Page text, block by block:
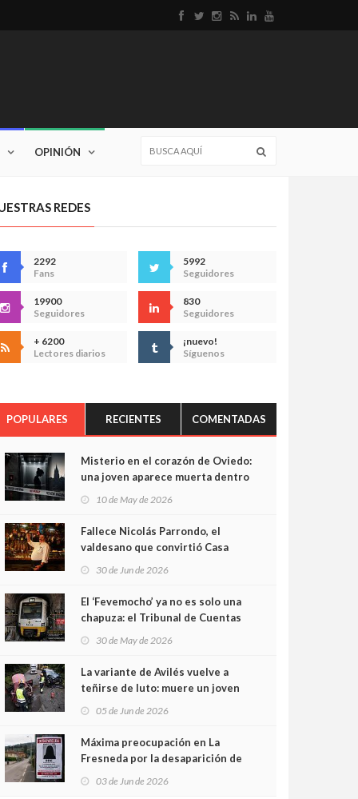
OPINIÓN
REDES
2292
Fans
5992
Seguidores
19900
Seguidores
830
Seguidores
+ 6200
Lectores diarios
¡nuevo!
Síguenos
POPULARES RECIENTES COMENTADAS
Misterio en el corazón de Oviedo:
una joven aparece muerta dentro
cámaras captan sus últimos
minutos
10 de May de 2026
Fallece Nicolás Parrondo, el
valdesano que convirtió Casa
30 de Jun de 2026
El ‘Fevemocho’ ya no es solo una
chapuza: el Tribunal de Cuentas
sobrecoste de los trenes que no
cabían por los túneles
30 de May de 2026
La variante de Avilés vuelve a
teñirse de luto: muere un joven
05 de Jun de 2026
Máxima preocupación en La
Fresneda por la desaparición de
03 de Jun de 2026